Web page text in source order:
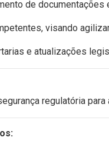
de
visando
e atualizações
regulatória